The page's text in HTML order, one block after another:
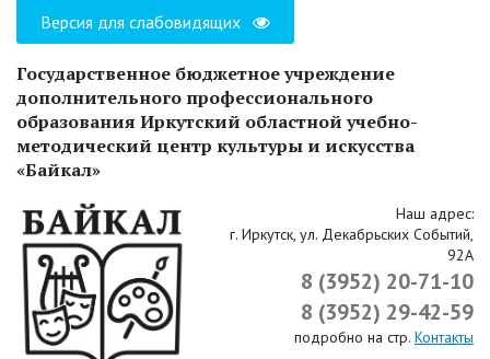
Версия для слабовидящих
Государственное бюджетное учреждение
дополнительного профессионального
образования Иркутский областной учебно-
методический центр культуры и искусства
«Байкал»
Наш адрес:
г. Иркутск, ул. Декабрьских Событий,
92А
8 (3952) 20-71-10
8 (3952) 29-42-59
подробно на стр. Контакты